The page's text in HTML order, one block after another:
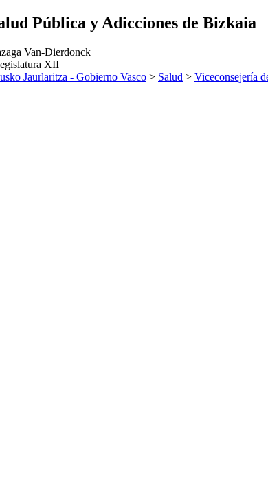
Pública y Adicciones de Bizkaia
Van-Dierdonck
XII
Jaurlaritza - Gobierno Vasco > Salud > Viceconsejería